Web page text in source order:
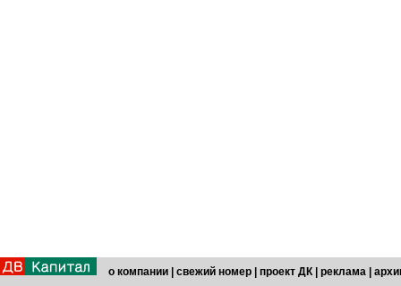
о компании свежий номер проект ДК реклама